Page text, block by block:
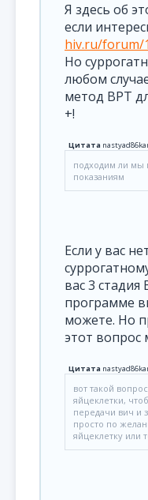
Я здесь об
если
hiv.ru/forum/
Но
любом
метод ВРТ
+!
Цитата
подходим ли мы
показаниям
Если у вас
вас 3
программе
можете. Но
этот
Цитата
вот такой
яйцеклетки,
передачи вич и
просто по
яйцеклетку или